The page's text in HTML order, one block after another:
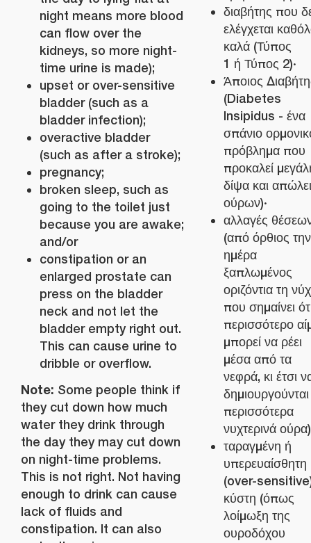
night means more blood
can flow over the
kidneys, so more night-
time urine is made);
upset or over-sensitive
bladder (such as a
bladder infection);
overactive bladder
(such as after a stroke);
pregnancy;
broken sleep, such as
going to the toilet just
because you are awake;
and/or
constipation or an
enlarged prostate can
press on the bladder
neck and not let the
bladder empty right out.
This can cause urine to
dribble or overflow.
Note: Some people think if
they cut down how much
water they drink through
the day they may cut down
on night-time problems.
This is not right. Not having
enough to drink can cause
lack of fluids and
constipation. It can also
διαβήτης που
ελέγχεται
καλά (Τύπος
1 ή Τύπος 2)·
Άποιος
(Diabetes
Insipidus - ένα
σπάνιο
πρόβλημα που
προκαλεί
δίψα και
ούρων)·
αλλαγές
(από όρθιος την
ημέρα
ξαπλωμένος
οριζόντια τη
που σημαίνει
περισσότερο
μπορεί να ρέει
μέσα από τα
νεφρά, κι έτσι
δημιουργούνται
περισσότερα
νυχτερινά
ταραγμένη ή
υπερευαίσθητη
(over-
κύστη (όπως
λοίμωξη της
ουροδόχου